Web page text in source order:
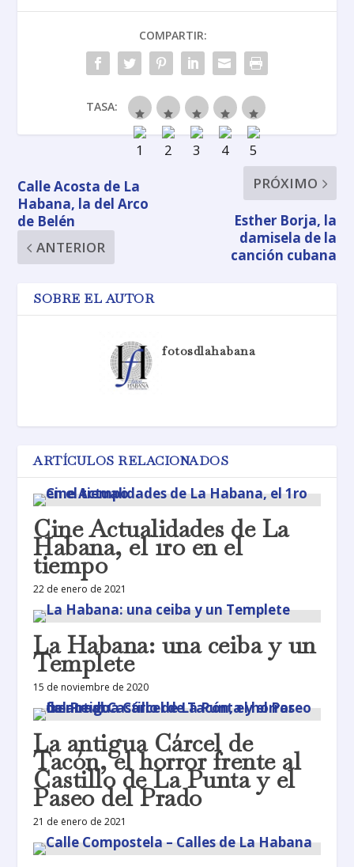
COMPARTIR:
TASA:
Calle Acosta de La
Habana, la del Arco
de Belén
ANTERIOR
PRÓXIMO
Esther Borja, la
damisela de la
canción cubana
SOBRE EL AUTOR
fotosdlahabana
ARTÍCULOS RELACIONADOS
Cine Actualidades de La
Habana, el 1ro en el
tiempo
22 de enero de 2021
La Habana: una ceiba y un
Templete
15 de noviembre de 2020
La antigua Cárcel de
Tacón, el horror frente al
Castillo de La Punta y el
Paseo del Prado
21 de enero de 2021